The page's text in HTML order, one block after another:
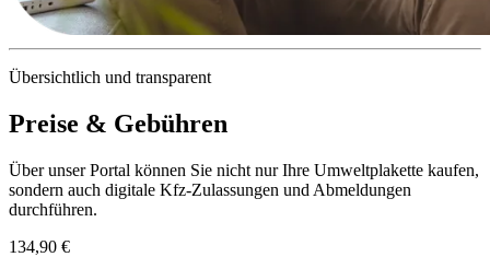
Übersichtlich und transparent
Preise & Gebühren
Über unser Portal können Sie nicht nur Ihre Umweltplakette kaufen,
sondern auch digitale Kfz-Zulassungen und Abmeldungen
durchführen.
134,90 €